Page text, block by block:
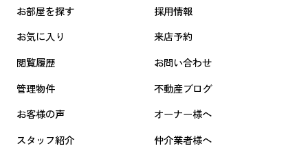
お部屋を探す
お気に入り
閲覧履歴
管理物件
お客様の声
スタッフ紹介
採用情報
来店予約
お問い合わせ
不動産ブログ
オーナー様へ
仲介業者様へ